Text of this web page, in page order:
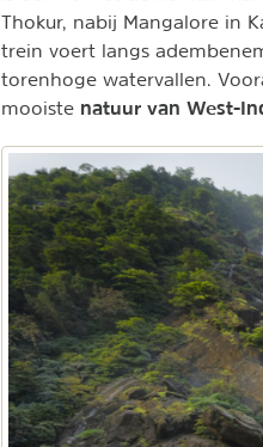
Thokur, nabij Mangalore in
trein voert langs
torenhoge watervallen.
mooiste natuur van West-